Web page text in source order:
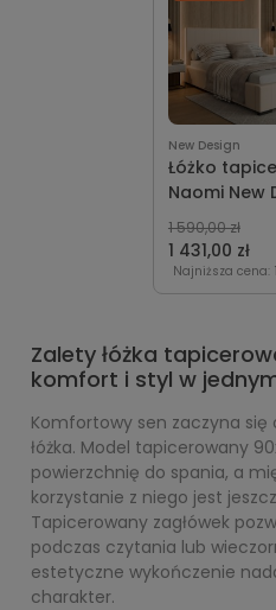
New Design
Łóżko
Naomi New
1 431,00 zł
1 590,00 zł
Najniższa cena:
Zalety łóżka
komfort i styl w
Komfortowy sen zaczyna
łóżka. Model tapicerowany
powierzchnię do spania, a
korzystanie z niego jest
Tapicerowany zagłówek
podczas czytania lub
estetyczne wykończenie
charakter.